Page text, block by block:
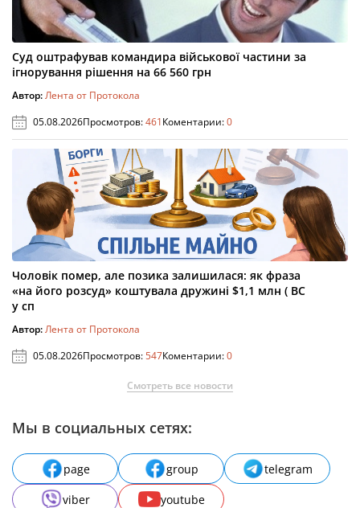
Суд оштрафував командира військової частини за
ігнорування рішення на 66 560 грн
Автор:Лента от Протокола
05.08.2026Просмотров:461Коментарии:0
Чоловік помер, але позика залишилася: як фраза
«на його розсуд» коштувала дружині $1,1 млн ( ВС
у сп
Автор:Лента от Протокола
05.08.2026Просмотров:547Коментарии:0
Смотреть все новости
Мы в социальных сетях:
page group
telegram
viber
youtube